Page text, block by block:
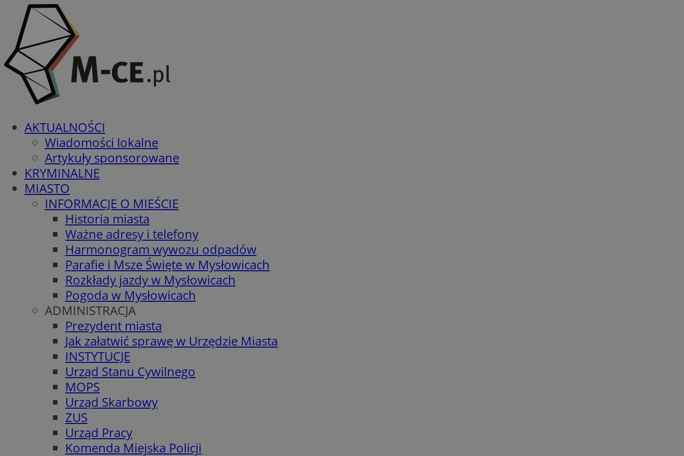
AKTUALNOŚCI
Wiadomości lokalne
Artykuły sponsorowane
KRYMINALNE
MIASTO
INFORMACJE O MIEŚCIE
Historia miasta
Ważne adresy i telefony
Harmonogram wywozu odpadów
Parafie i Msze Święte w Mysłowicach
Rozkłady jazdy w Mysłowicach
Pogoda w Mysłowicach
ADMINISTRACJA
Prezydent miasta
Jak załatwić sprawę w Urzędzie Miasta
INSTYTUCJE
Urząd Stanu Cywilnego
MOPS
Urząd Skarbowy
ZUS
Urząd Pracy
Komenda Miejska Policji